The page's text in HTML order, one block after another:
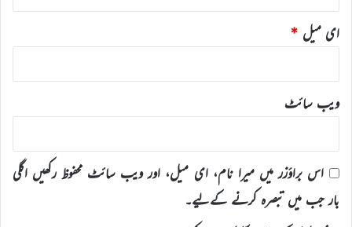
ای میل *
ویب‌ سائٹ
اس براؤزر میں میرا نام، ای میل، اور ویب سائٹ محفوظ رکھیں اگلی
بار جب میں تبصرہ کرنے کےلیے۔